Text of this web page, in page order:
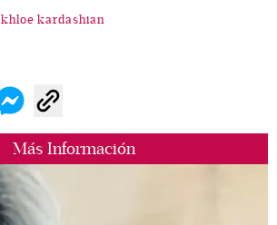
Más Información
khloe kardashian